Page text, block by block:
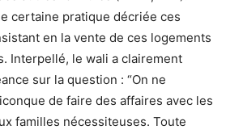
certaine pratique décriée ces
en la vente de ces logements
Interpellé, le wali a clairement
sur la question : “On ne
de faire des affaires avec les
familles nécessiteuses. Toute